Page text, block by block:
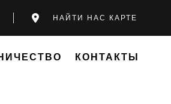
НАЙТИ НАС КАРТЕ
КОНТАКТЫ